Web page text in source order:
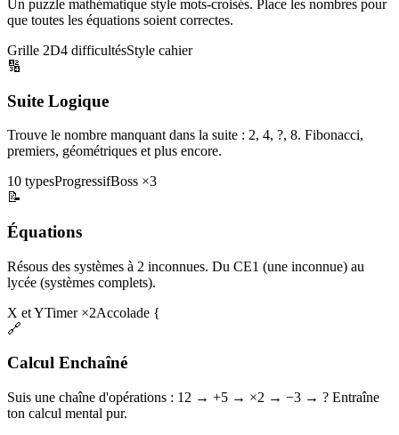
Un puzzle mathématique style mots-croisés. Place les nombres pour
que toutes les équations soient correctes.
Grille 2D4 difficultésStyle cahier
🔢
Suite Logique
Trouve le nombre manquant dans la suite : 2, 4, ?, 8. Fibonacci,
premiers, géométriques et plus encore.
10 typesProgressifBoss ×3
📝
Équations
Résous des systèmes à 2 inconnues. Du CE1 (une inconnue) au
lycée (systèmes complets).
X et YTimer ×2Accolade {
🔗
Calcul Enchaîné
Suis une chaîne d'opérations : 12 → +5 → ×2 → −3 → ? Entraîne
ton calcul mental pur.